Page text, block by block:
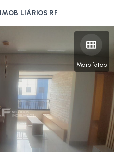
RP
Mais fotos